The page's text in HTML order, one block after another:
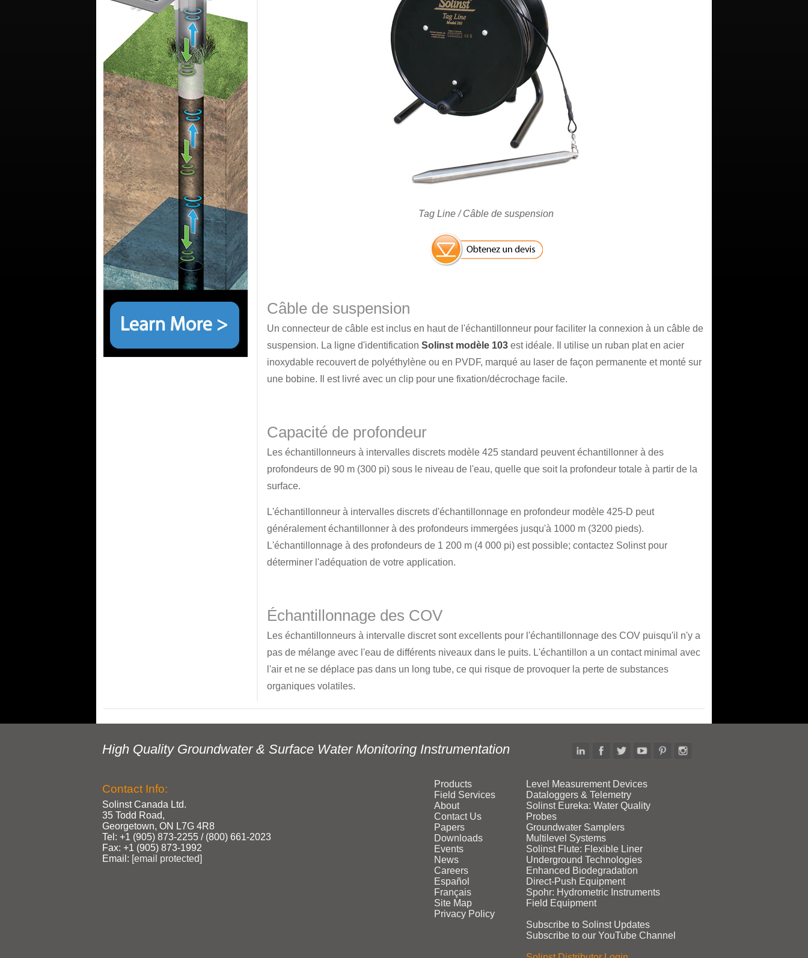
Tag Line / Câble de suspension
Câble de suspension
Un connecteur de câble est inclus en haut de l'échantillonneur pour faciliter la connexion à un câble de
suspension. La ligne d'identification Solinst modèle 103 est idéale. Il utilise un ruban plat en acier
inoxydable recouvert de polyéthylène ou en PVDF, marqué au laser de façon permanente et monté sur
une bobine. Il est livré avec un clip pour une fixation/décrochage facile.
Capacité de profondeur
Les échantillonneurs à intervalles discrets modèle 425 standard peuvent échantillonner à des
profondeurs de 90 m (300 pi) sous le niveau de l'eau, quelle que soit la profondeur totale à partir de la
surface.
L'échantillonneur à intervalles discrets d'échantillonnage en profondeur modèle 425-D peut
généralement échantillonner à des profondeurs immergées jusqu'à 1000 m (3200 pieds).
L'échantillonnage à des profondeurs de 1 200 m (4 000 pi) est possible; contactez Solinst pour
déterminer l'adéquation de votre application.
Échantillonnage des COV
Les échantillonneurs à intervalle discret sont excellents pour l'échantillonnage des COV puisqu'il n'y a
pas de mélange avec l'eau de différents niveaux dans le puits. L'échantillon a un contact minimal avec
l'air et ne se déplace pas dans un long tube, ce qui risque de provoquer la perte de substances
organiques volatiles.
High Quality Groundwater & Surface Water Monitoring Instrumentation
Contact Info:
Solinst Canada Ltd.
35 Todd Road,
Georgetown, ON L7G 4R8
Tel: +1 (905) 873‑2255 / (800) 661‑2023
Fax: +1 (905) 873‑1992
Email: [email protected]
Products
Field Services
About
Contact Us
Papers
Downloads
Events
News
Careers
Español
Français
Site Map
Privacy Policy
Level Measurement Devices
Dataloggers & Telemetry
Solinst Eureka: Water Quality
Probes
Groundwater Samplers
Multilevel Systems
Solinst Flute: Flexible Liner
Underground Technologies
Enhanced Biodegradation
Direct‑Push Equipment
Spohr: Hydrometric Instruments
Field Equipment
Subscribe to Solinst Updates
Subscribe to our YouTube Channel